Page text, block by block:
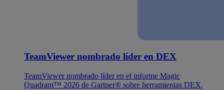
TeamViewer nombrado líder en DEX
TeamViewer nombrado líder en el informe Magic
Quadrant™ 2026 de Gartner® sobre herramientas DEX.